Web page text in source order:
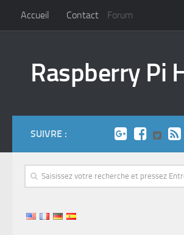
Accueil Contact Forum
Raspberry Pi
SUIVRE :